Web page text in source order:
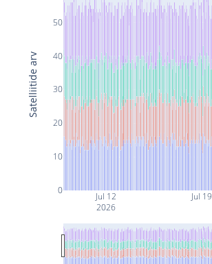
Jul 12
2026
Jul 19
0
10
20
30
40
50
Satelliitide arv